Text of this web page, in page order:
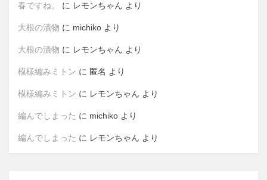
春ですね。 に レモンちゃん より
大根の漬物 に michiko より
大根の漬物 に レモンちゃん より
模様編みミトン に 匿名 より
模様編みミトン に レモンちゃん より
編んでしまった に michiko より
編んでしまった に レモンちゃん より